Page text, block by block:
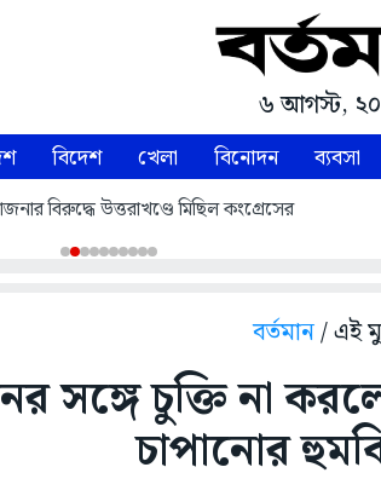
৬ আগস্ট,
বিদেশ খেলা বিনোদন ব্যবসা
বিরুদ্ধে উত্তরাখণ্ডে মিছিল কংগ্রেসের
বর্তমান/ এই
সঙ্গে চুক্তি না
চাপানোর